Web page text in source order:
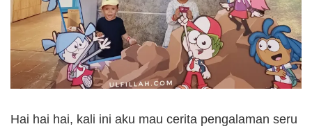
Hai hai hai, kali ini aku mau cerita pengalaman seru